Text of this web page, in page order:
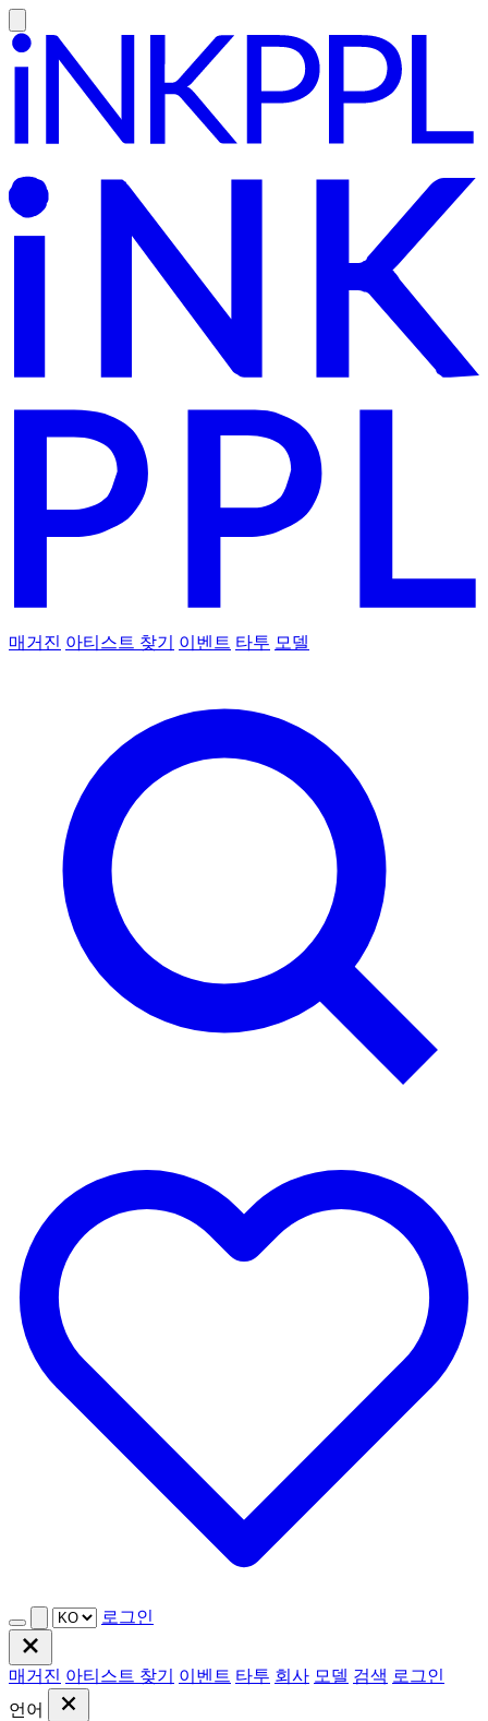
매거진 아티스트 찾기 이벤트 타투 모델
로그인
매거진 아티스트 찾기 이벤트 타투 회사 모델 검색 로그인
언어